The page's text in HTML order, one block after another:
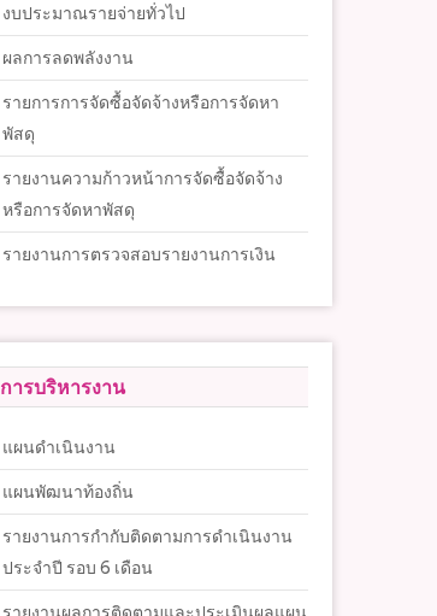
งบประมาณรายจ่ายทั่วไป
ผลการลดพลังงาน
รายการการจัดซื้อจัดจ้างหรือการจัดหา
พัสดุ
รายงานความก้าวหน้าการจัดซื้อจัดจ้าง
หรือการจัดหาพัสดุ
รายงานการตรวจสอบรายงานการเงิน
การบริหารงาน
แผนดำเนินงาน
แผนพัฒนาท้องถิ่น
รายงานการกำกับติดตามการดำเนินงาน
ประจำปี รอบ 6 เดือน